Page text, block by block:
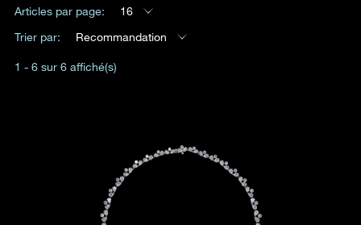
Articles par page:
16
Trier par:
Recommandation
1 - 6 sur 6 affiché(s)
Produit(s) Demandé(s)